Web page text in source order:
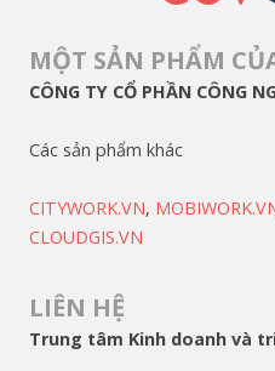
MỘT SẢN PHẨM
CÔNG TY CỔ PHẦN CÔNG
Các sản phẩm khác
CITYWORK.VN,
CLOUDGIS.VN
LIÊN HỆ
Trung tâm Kinh doanh và